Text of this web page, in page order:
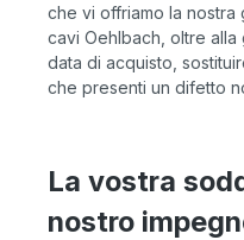
che vi offriamo la nostra
cavi Oehlbach, oltre alla
data di acquisto,
che presenti un difetto
La vostra
nostro